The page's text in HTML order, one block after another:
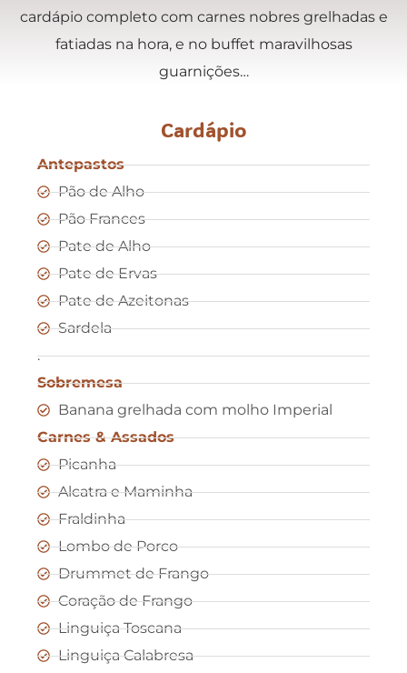
cardápio completo com carnes nobres grelhadas e
fatiadas na hora, e no buffet maravilhosas
guarnições…
Cardápio
Antepastos
Pão de Alho
Pão Frances
Pate de Alho
Pate de Ervas
Pate de Azeitonas
Sardela
.
Sobremesa
Banana grelhada com molho Imperial
Carnes & Assados
Picanha
Alcatra e Maminha
Fraldinha
Lombo de Porco
Drummet de Frango
Coração de Frango
Linguiça Toscana
Linguiça Calabresa